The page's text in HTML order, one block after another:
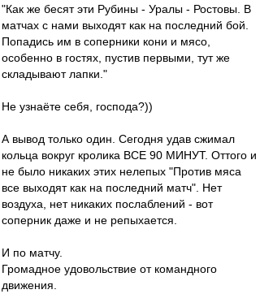
"Как же бесят эти Рубины - Уралы - Ростовы. В
матчах с нами выходят как на последний бой.
Попадись им в соперники кони и мясо,
особенно в гостях, пустив первыми, тут же
складывают лапки."
Не узнаёте себя, господа?))
А вывод только один. Сегодня удав сжимал
кольца вокруг кролика ВСЕ 90 МИНУТ. Оттого и
не было никаких этих нелепых "Против мяса
все выходят как на последний матч". Нет
воздуха, нет никаких послаблений - вот
соперник даже и не репыхается.
И по матчу.
Громадное удовольствие от командного
движения.